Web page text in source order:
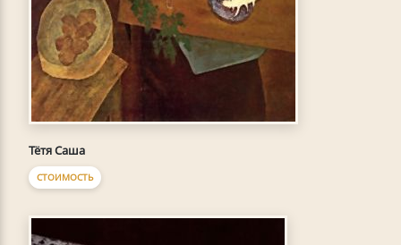
Тётя Саша
СТОИМОСТЬ